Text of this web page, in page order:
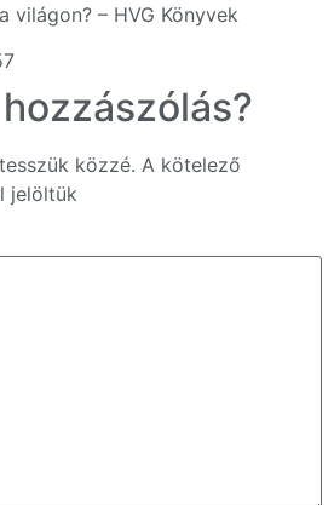
világon? – HVG Könyvek
közzé. A kötelező
jelöltük